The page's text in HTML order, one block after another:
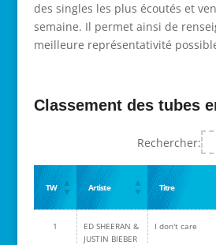
des singles les plus écoutés et
semaine. Il permet ainsi de
meilleure représentativité
Classement des tubes
Rechercher:
TW Artiste Titre
1
ED SHEERAN &
JUSTIN BIEBER
I don't care